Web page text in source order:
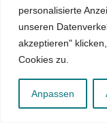
personalisierte
unseren
akzeptieren"
Cookies zu.
Anpassen
RELEVANTE
Österreich?
ÖSTERREICH